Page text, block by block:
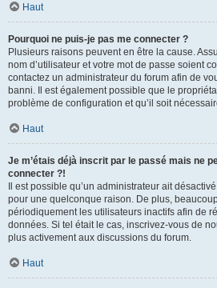
Haut
Pourquoi ne puis-je pas me connecter ?
Plusieurs raisons peuvent en être la cause.
nom d’utilisateur et votre mot de passe soient
contactez un administrateur du forum afin de
banni. Il est également possible que le
problème de configuration et qu’il soit
Haut
Je m’étais déjà inscrit par le passé mais ne
connecter ?!
Il est possible qu’un administrateur ait
pour une quelconque raison. De plus,
périodiquement les utilisateurs inactifs afin de
données. Si tel était le cas, inscrivez-vous de
plus activement aux discussions du forum.
Haut